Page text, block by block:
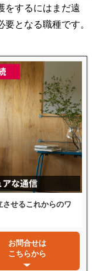
をするにはまだ遠
となる職種です。
せるこれからのワ
お問合せは
こちらから